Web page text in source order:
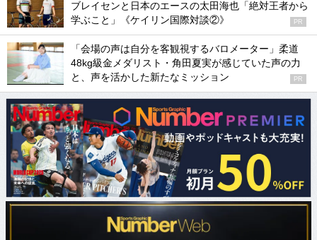
ブレイセンと日本のエースの太田海也「絶対王者から
学ぶこと」《ケイリン国際対談②》
PR
「会場の声は自分を客観視するバロメーター」柔道
48kg級金メダリスト・角田夏実が感じていた声の力
と、声を活かした新たなミッション
PR